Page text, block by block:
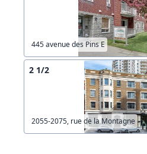
445 avenue des Pins E
2 1/2
2055-2075, rue de la Montagne